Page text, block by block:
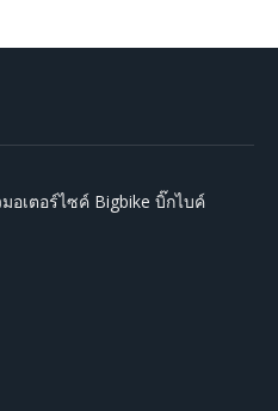
อเตอร์ไซค์ Bigbike บิ๊กไบค์